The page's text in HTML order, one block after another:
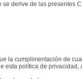
derive de las presentes
la cumplimentación de
política de